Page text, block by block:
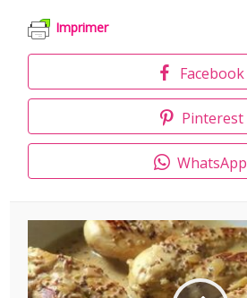
Imprimer
Facebook
Pinterest
WhatsApp